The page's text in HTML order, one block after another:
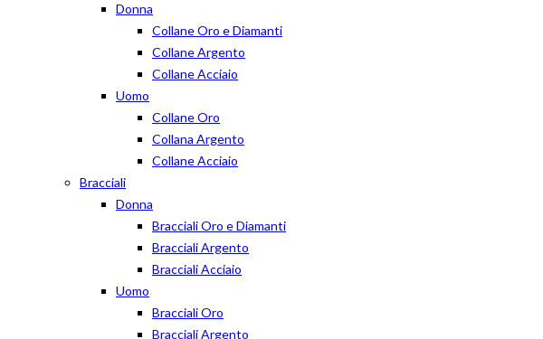
Donna
Collane Oro e Diamanti
Collane Argento
Collane Acciaio
Uomo
Collane Oro
Collana Argento
Collane Acciaio
Bracciali
Donna
Bracciali Oro e Diamanti
Bracciali Argento
Bracciali Acciaio
Uomo
Bracciali Oro
Bracciali Argento